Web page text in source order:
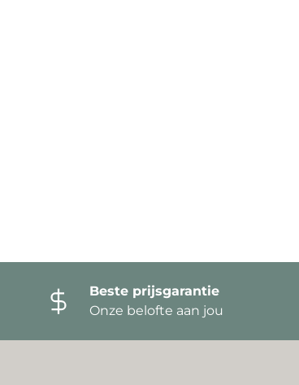
Beste prijsgarantie
Onze belofte aan jou